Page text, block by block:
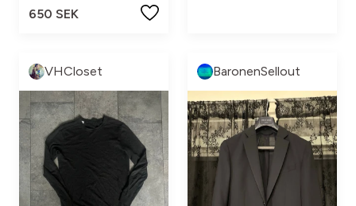
650 SEK
VHCloset BaronenSellout